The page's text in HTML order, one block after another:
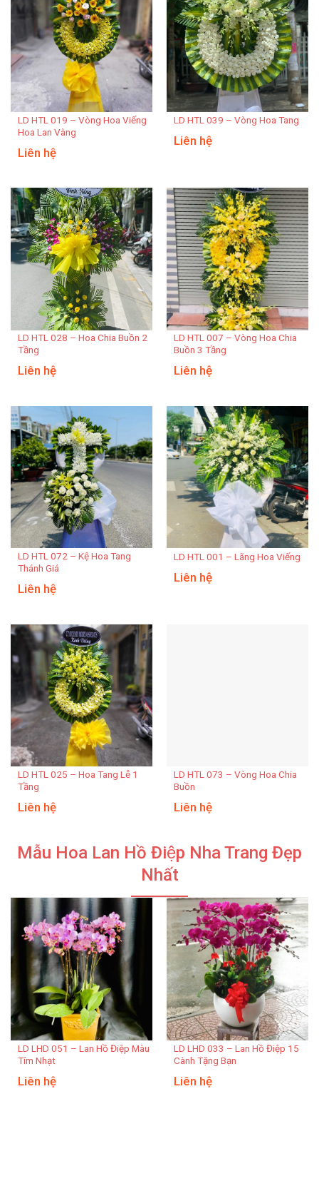
LD HTL 019 – Vòng Hoa Viếng
Hoa Lan Vàng
Liên hệ
LD HTL 039 – Vòng Hoa Tang
Liên hệ
LD HTL 028 – Hoa Chia Buồn 2
Tầng
Liên hệ
LD HTL 007 – Vòng Hoa Chia
Buồn 3 Tầng
Liên hệ
LD HTL 072 – Kệ Hoa Tang
Thánh Giá
Liên hệ
LD HTL 001 – Lãng Hoa Viếng
Liên hệ
LD HTL 025 – Hoa Tang Lễ 1
Tầng
Liên hệ
LD HTL 073 – Vòng Hoa Chia
Buồn
Liên hệ
Mẫu Hoa Lan Hồ Điệp Nha Trang Đẹp
Nhất
LD LHD 051 – Lan Hồ Điệp Màu
Tím Nhạt
Liên hệ
LD LHD 033 – Lan Hồ Điệp 15
Cành Tặng Bạn
Liên hệ